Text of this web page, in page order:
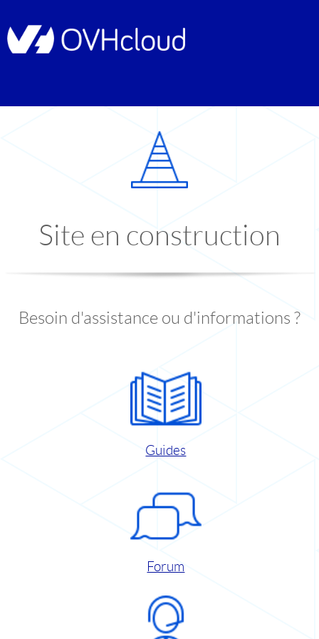
Site en construction
Besoin d'assistance ou d'informations ?
Guides
Forum